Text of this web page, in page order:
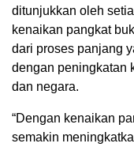
ditunjukkan oleh
kenaikan pangkat
dari proses panjang
dengan peningkatan
dan negara.
“Dengan kenaikan
semakin